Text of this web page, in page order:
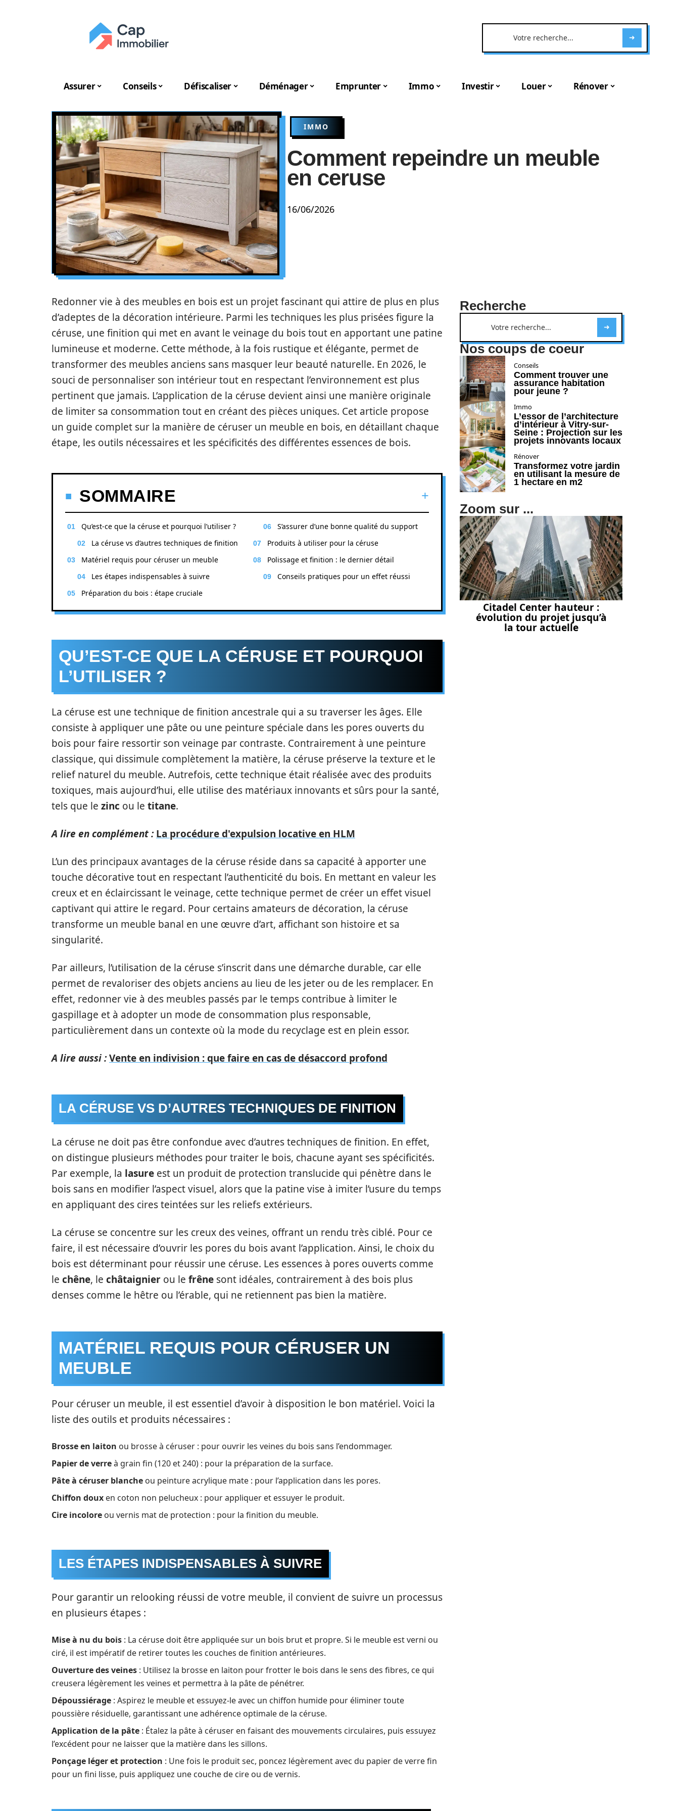
Assurer Conseils Défiscaliser Déménager Emprunter Immo Investir Louer Rénover
IMMO
Comment repeindre un meuble
en ceruse
16/06/2026
Redonner vie à des meubles en bois est un projet fascinant qui attire de plus en plus
d’adeptes de la décoration intérieure. Parmi les techniques les plus prisées figure la
céruse, une finition qui met en avant le veinage du bois tout en apportant une patine
lumineuse et moderne. Cette méthode, à la fois rustique et élégante, permet de
transformer des meubles anciens sans masquer leur beauté naturelle. En 2026, le
souci de personnaliser son intérieur tout en respectant l’environnement est plus
pertinent que jamais. L’application de la céruse devient ainsi une manière originale
de limiter sa consommation tout en créant des pièces uniques. Cet article propose
un guide complet sur la manière de céruser un meuble en bois, en détaillant chaque
étape, les outils nécessaires et les spécificités des différentes essences de bois.
SOMMAIRE
Qu’est-ce que la céruse et pourquoi l’utiliser ?
La céruse vs d’autres techniques de finition
Matériel requis pour céruser un meuble
Les étapes indispensables à suivre
Préparation du bois : étape cruciale
S’assurer d’une bonne qualité du support
Produits à utiliser pour la céruse
Polissage et finition : le dernier détail
Conseils pratiques pour un effet réussi
QU’EST-CE QUE LA CÉRUSE ET POURQUOI
L’UTILISER ?
La céruse est une technique de finition ancestrale qui a su traverser les âges. Elle
consiste à appliquer une pâte ou une peinture spéciale dans les pores ouverts du
bois pour faire ressortir son veinage par contraste. Contrairement à une peinture
classique, qui dissimule complètement la matière, la céruse préserve la texture et le
relief naturel du meuble. Autrefois, cette technique était réalisée avec des produits
toxiques, mais aujourd’hui, elle utilise des matériaux innovants et sûrs pour la santé,
tels que le zinc ou le titane.
A lire en complément : La procédure d'expulsion locative en HLM
L’un des principaux avantages de la céruse réside dans sa capacité à apporter une
touche décorative tout en respectant l’authenticité du bois. En mettant en valeur les
creux et en éclaircissant le veinage, cette technique permet de créer un effet visuel
captivant qui attire le regard. Pour certains amateurs de décoration, la céruse
transforme un meuble banal en une œuvre d’art, affichant son histoire et sa
singularité.
Par ailleurs, l’utilisation de la céruse s’inscrit dans une démarche durable, car elle
permet de revaloriser des objets anciens au lieu de les jeter ou de les remplacer. En
effet, redonner vie à des meubles passés par le temps contribue à limiter le
gaspillage et à adopter un mode de consommation plus responsable,
particulièrement dans un contexte où la mode du recyclage est en plein essor.
A lire aussi :Vente en indivision : que faire en cas de désaccord profond
LA CÉRUSE VS D’AUTRES TECHNIQUES DE FINITION
La céruse ne doit pas être confondue avec d’autres techniques de finition. En effet,
on distingue plusieurs méthodes pour traiter le bois, chacune ayant ses spécificités.
Par exemple, la lasure est un produit de protection translucide qui pénètre dans le
bois sans en modifier l’aspect visuel, alors que la patine vise à imiter l’usure du temps
en appliquant des cires teintées sur les reliefs extérieurs.
La céruse se concentre sur les creux des veines, offrant un rendu très ciblé. Pour ce
faire, il est nécessaire d’ouvrir les pores du bois avant l’application. Ainsi, le choix du
bois est déterminant pour réussir une céruse. Les essences à pores ouverts comme
le chêne, le châtaignier ou le frêne sont idéales, contrairement à des bois plus
denses comme le hêtre ou l’érable, qui ne retiennent pas bien la matière.
MATÉRIEL REQUIS POUR CÉRUSER UN
MEUBLE
Pour céruser un meuble, il est essentiel d’avoir à disposition le bon matériel. Voici la
liste des outils et produits nécessaires :
Brosse en laiton ou brosse à céruser : pour ouvrir les veines du bois sans l’endommager.
Papier de verreà grain fin (120 et 240) : pour la préparation de la surface.
Pâte à céruser blanche ou peinture acrylique mate : pour l’application dans les pores.
Chiffon doux en coton non pelucheux : pour appliquer et essuyer le produit.
Cire incolore ou vernis mat de protection : pour la finition du meuble.
LES ÉTAPES INDISPENSABLES À SUIVRE
Pour garantir un relooking réussi de votre meuble, il convient de suivre un processus
en plusieurs étapes :
Mise à nu du bois : La céruse doit être appliquée sur un bois brut et propre. Si le meuble est verni ou
ciré, il est impératif de retirer toutes les couches de finition antérieures.
Ouverture des veines : Utilisez la brosse en laiton pour frotter le bois dans le sens des fibres, ce qui
creusera légèrement les veines et permettra à la pâte de pénétrer.
Dépoussiérage : Aspirez le meuble et essuyez-le avec un chiffon humide pour éliminer toute
poussière résiduelle, garantissant une adhérence optimale de la céruse.
Application de la pâte : Étalez la pâte à céruser en faisant des mouvements circulaires, puis essuyez
l’excédent pour ne laisser que la matière dans les sillons.
Ponçage léger et protection : Une fois le produit sec, poncez légèrement avec du papier de verre fin
pour un fini lisse, puis appliquez une couche de cire ou de vernis.
Recherche
Nos coups de coeur
Conseils
Comment trouver une
assurance habitation
pour jeune ?
Immo
L’essor de l’architecture
d’intérieur à Vitry-sur-
Seine : Projection sur les
projets innovants locaux
Rénover
Transformez votre jardin
en utilisant la mesure de
1 hectare en m2
Zoom sur ...
Citadel Center hauteur :
évolution du projet jusqu’à
la tour actuelle